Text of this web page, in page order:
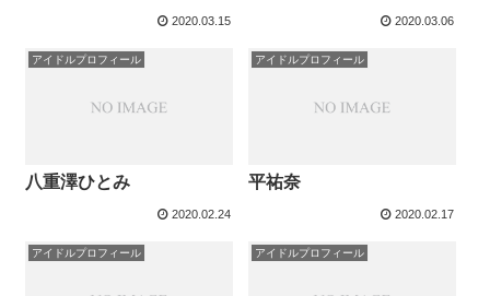
2020.03.15 2020.03.06
アイドルプロフィール
八重澤ひとみ
2020.02.24
アイドルプロフィール
平祐奈
2020.02.17
アイドルプロフィール アイドルプロフィール